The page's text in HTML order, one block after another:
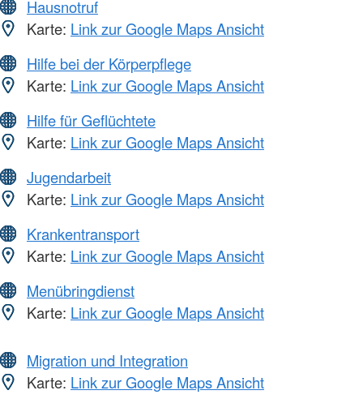
Hausnotruf
Karte: Link zur Google Maps Ansicht
Hilfe bei der Körperpflege
Karte: Link zur Google Maps Ansicht
Hilfe für Geflüchtete
Karte: Link zur Google Maps Ansicht
Jugendarbeit
Karte: Link zur Google Maps Ansicht
Krankentransport
Karte: Link zur Google Maps Ansicht
Menübringdienst
Karte: Link zur Google Maps Ansicht
Migration und Integration
Karte: Link zur Google Maps Ansicht